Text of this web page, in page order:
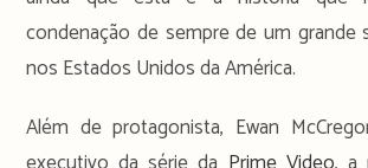
condenação de sempre de um grande
nos Estados Unidos da América.
Além de protagonista, Ewan